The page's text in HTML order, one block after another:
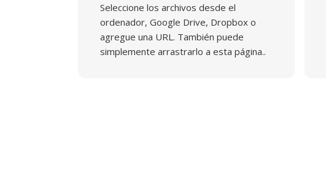
Seleccione los archivos desde el
ordenador, Google Drive, Dropbox o
agregue una URL. También puede
simplemente arrastrarlo a esta página..